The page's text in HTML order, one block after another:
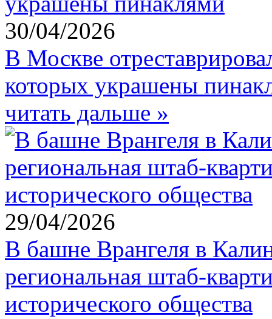
30/04/2026
В Москве
которых украшены
читать дальше »
29/04/2026
В башне Врангеля в
региональная штаб-
исторического общества